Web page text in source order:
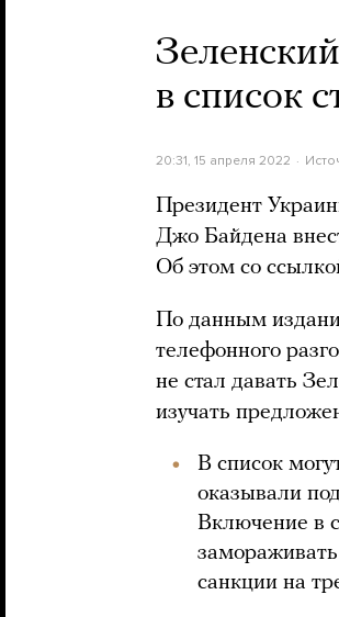
в список
20:31, 15 апреля 2022
Президент
Джо Байдена
Об этом со
По данным
телефонного
не стал давать
изучать
В список
оказывали
Включение в
замораживать
санкции на